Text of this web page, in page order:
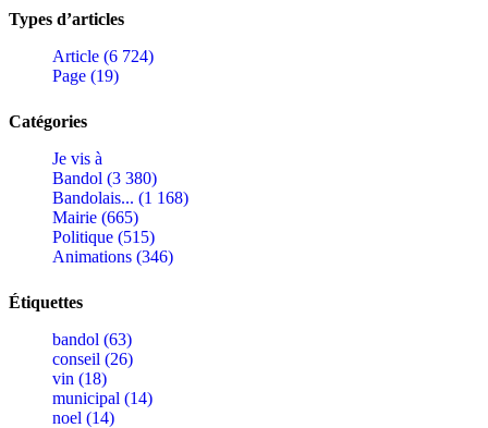
Types d’articles
Article (6 724)
Page (19)
Catégories
Je vis à
Bandol (3 380)
Bandolais... (1 168)
Mairie (665)
Politique (515)
Animations (346)
Étiquettes
bandol (63)
conseil (26)
vin (18)
municipal (14)
noel (14)